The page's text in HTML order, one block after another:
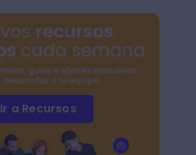
Ir a Recursos